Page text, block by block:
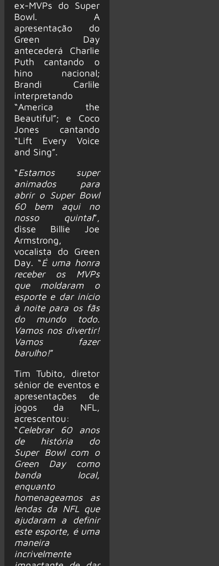
ex-MVPs do Super
Bowl. A
apresentação do
Green Day
antecederá Charlie
Puth cantando o
hino nacional;
Brandi Carlile
interpretando
“America the
Beautiful”; e Coco
Jones cantando
“Lift Every Voice
and Sing”.
“Estamos super
animados para
abrir o Super Bowl
60 bem aqui no
nosso quintal”,
disse Billie Joe
Armstrong,
vocalista do Green
Day. “É uma honra
receber os MVPs
que moldaram o
esporte e dar início
à noite para os fãs
do mundo todo.
Vamos nos divertir!
Vamos fazer
barulho!”
Tim Tubito, diretor
sênior de eventos e
apresentações de
jogos da NFL,
acrescentou:
“Celebrar 60 anos
de história do
Super Bowl com o
Green Day como
banda local,
enquanto
homenageamos as
lendas da NFL que
ajudaram a definir
este esporte, é uma
maneira
incrivelmente